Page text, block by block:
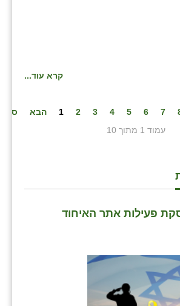
קרא עוד...
1 2 3 4 5 6 7 הבא
סיום
עמוד 1 מתוך 10
פעילות אתר האיחוד